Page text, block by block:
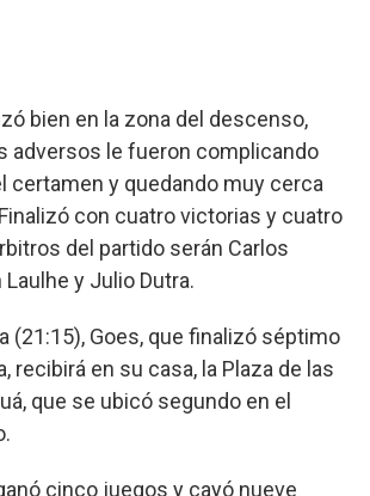
bien en la zona del descenso,
adversos le fueron complicando
certamen y quedando muy cerca
con cuatro victorias y cuatro
del partido serán Carlos
Laulhe y Julio Dutra.
(21:15), Goes, que finalizó séptimo
recibirá en su casa, la Plaza de las
que se ubicó segundo en el
cinco juegos y cayó nueve